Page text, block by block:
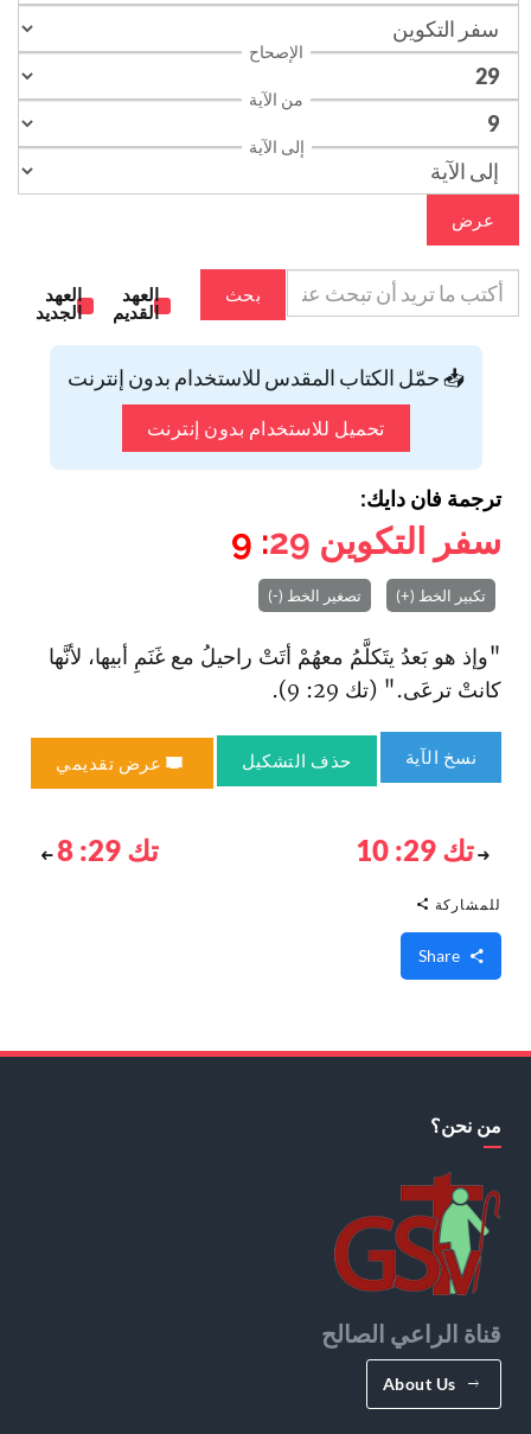
الإصحاح
من الآية
إلى الآية
عرض
بحث
العهد
القديم
العهد
الجديد
📥 حمّل الكتاب المقدس للاستخدام بدون إنترنت
تحميل للاستخدام بدون إنترنت
ترجمة فان دايك:
سفر التكوين 29
: 9
تكبير الخط (+) تصغير الخط (-)
"وإذ هو بَعدُ يتَكلَّمُ معهُمْ أتَتْ راحيلُ مع غَنَمِ أبيها، لأنَّها
كانتْ ترعَى." (تك 29: 9).
نسخ الآية حذف التشكيل عرض تقديمي
تك 29: 10 تك 29: 8
للمشاركة
من نحن؟
قناة الراعي الصالح
About Us